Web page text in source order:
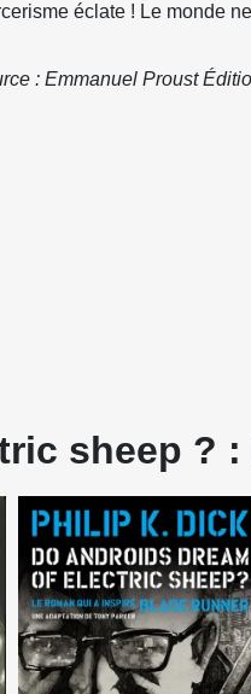
éclate ! Le monde
: Emmanuel Proust
sheep ?